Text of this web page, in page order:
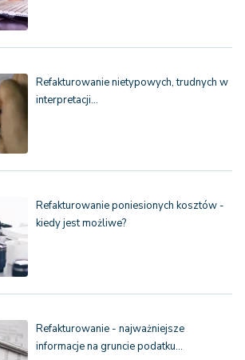
Refakturowanie nietypowych, trudnych w
interpretacji…
Refakturowanie poniesionych kosztów -
kiedy jest możliwe?
Refakturowanie - najważniejsze
informacje na gruncie podatku…